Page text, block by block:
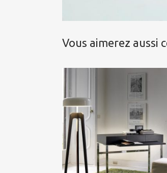
Vous aimerez aussi